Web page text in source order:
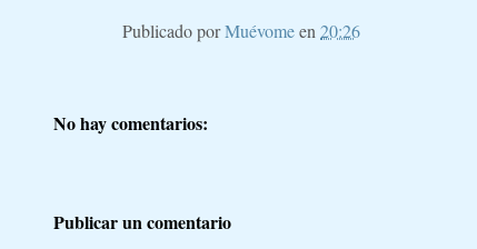
Publicado porMuévome en20:26
No hay comentarios:
Publicar un comentario